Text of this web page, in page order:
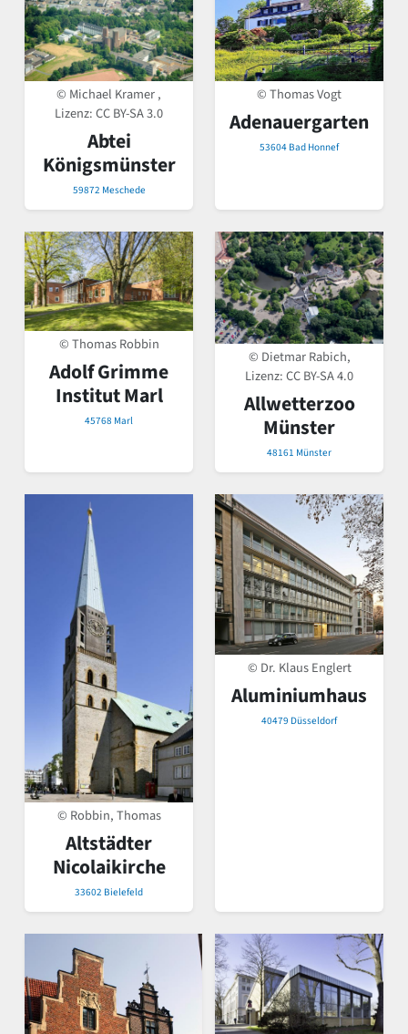
© Michael Kramer ,
Lizenz:CC BY-SA 3.0
Abtei
Königsmünster
59872 Meschede
© Thomas Vogt
Adenauergarten
53604 Bad Honnef
© Thomas Robbin
Adolf Grimme
Institut Marl
45768 Marl
© Dietmar Rabich,
Lizenz:CC BY-SA 4.0
Allwetterzoo
Münster
48161 Münster
© Robbin, Thomas
Altstädter
Nicolaikirche
33602 Bielefeld
© Dr. Klaus Englert
Aluminiumhaus
40479 Düsseldorf